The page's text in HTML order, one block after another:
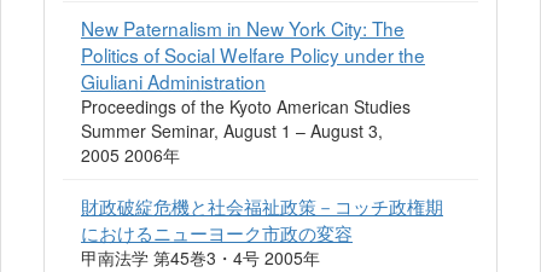
New Paternalism in New York City: The
Politics of Social Welfare Policy under the
Giuliani Administration
Proceedings of the Kyoto American Studies
Summer Seminar, August 1 – August 3,
2005 2006年
財政破綻危機と社会福祉政策－コッチ政権期
におけるニューヨーク市政の変容
甲南法学 第45巻3・4号 2005年